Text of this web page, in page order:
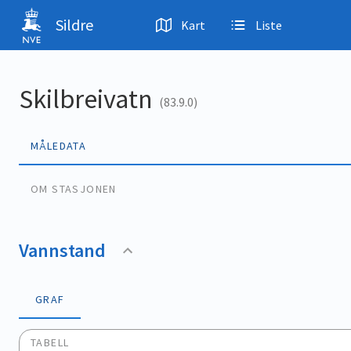
Hopp til hovedinnhold
Sildre Kart Liste
Skilbreivatn (83.9.0)
MÅLEDATA
OM STASJONEN
Vannstand
GRAF
TABELL